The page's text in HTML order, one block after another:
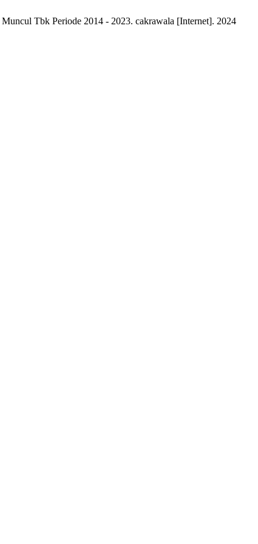
Tbk Periode 2014 - 2023. cakrawala [Internet]. 2024